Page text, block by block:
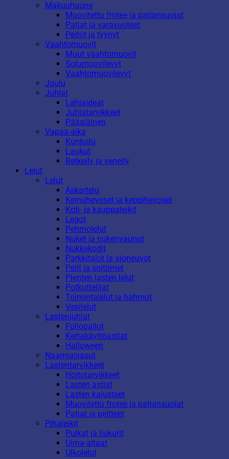
Makuuhuone
Muovitettu frotee ja patjansuojat
Patjat ja varavuoteet
Peitot ja tyynyt
Vaahtomuovit
Muut vaahtomuovit
Solumuovilevyt
Vaahtomuovilevyt
Joulu
Juhlat
Lahjaideat
Juhlatarvikkeet
Pääsiäinen
Vapaa-aika
Kuntoilu
Laukut
Retkeily ja veneily
Lelut
Lelut
Askartelu
Keinuhevoset ja keppihevoset
Koti- ja kauppaleikit
Legot
Pehmolelut
Nuket ja nukenvaunut
Nukkekodit
Parkkitalot ja ajoneuvot
Pelit ja soittimet
Pienten lasten lelut
Potkuttelijat
Toimintalelut ja hahmot
Vesilelut
Lastenjuhlat
Foliopallot
Kertakäyttöastiat
Halloween
Naamiaisasut
Lastentarvikkeet
Hoitotarvikkeet
Lasten astiat
Lasten kalusteet
Muovitettu frotee ja patjansuojat
Patjat ja peitteet
Pihaleikit
Pulkat ja liukurit
Uima-altaat
Ulkolelut